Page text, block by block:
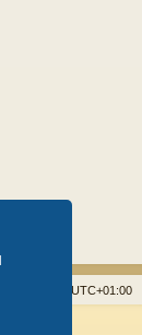
UTC+01:00